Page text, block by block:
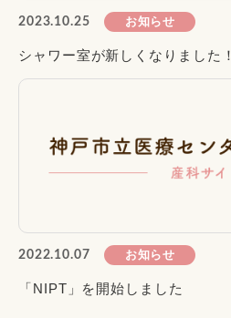
2023.10.25 お知らせ
シャワー室が新しくなりました！
2022.10.07 お知らせ
「NIPT」を開始しました